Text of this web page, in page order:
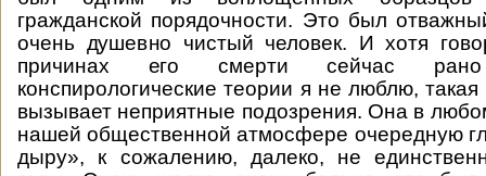
гражданской порядочности. Это был
очень душевно чистый человек. И хотя
причинах его смерти сейчас
конспирологические теории я не люблю,
вызывает неприятные подозрения. Она в
нашей общественной атмосфере очередную
дыру», к сожалению, далеко, не